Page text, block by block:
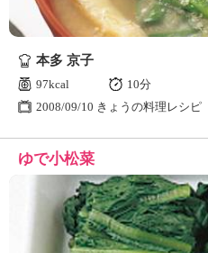
本多 京子
97kcal
10分
2008/09/10 きょうの料理レシピ
ゆで小松菜